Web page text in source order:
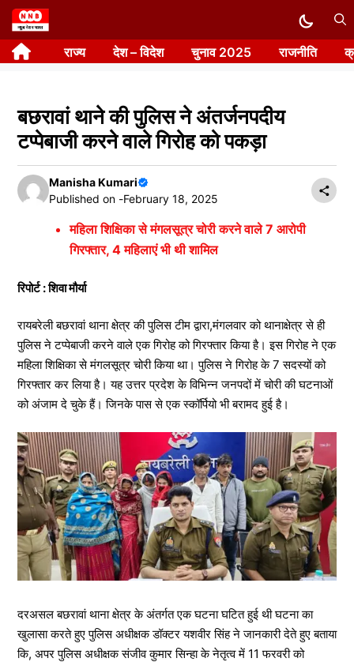
Skip
to
content राज्य देश – विदेश चुनाव 2025 राजनीति
बछरावां थाने की पुलिस ने अंतर्जनपदीय
टप्पेबाजी करने वाले गिरोह को पकड़ा
Manisha Kumari
Published on -February 18, 2025
महिला शिक्षिका से मंगलसूत्र चोरी करने वाले 7 आरोपी
गिरफ्तार, 4 महिलाएं भी थी शामिल
रिपोर्ट : शिवा मौर्या
रायबरेली बछरावां थाना क्षेत्र की पुलिस टीम द्वारा,मंगलवार को थानाक्षेत्र से ही
पुलिस ने टप्पेबाजी करने वाले एक गिरोह को गिरफ्तार किया है। इस गिरोह ने एक
महिला शिक्षिका से मंगलसूत्र चोरी किया था। पुलिस ने गिरोह के 7 सदस्यों को
गिरफ्तार कर लिया है। यह उत्तर प्रदेश के विभिन्न जनपदों में चोरी की घटनाओं
को अंजाम दे चुके हैं। जिनके पास से एक स्कॉर्पियो भी बरामद हुई है।
दरअसल बछरावां थाना क्षेत्र के अंतर्गत एक घटना घटित हुई थी घटना का
खुलासा करते हुए पुलिस अधीक्षक डॉक्टर यशवीर सिंह ने जानकारी देते हुए बताया
कि, अपर पुलिस अधीक्षक संजीव कुमार सिन्हा के नेतृत्व में 11 फरवरी को